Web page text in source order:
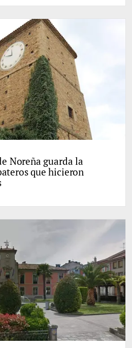
Noreña guarda la
que hicieron